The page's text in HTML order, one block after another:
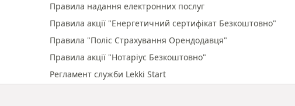
Правила надання електронних послуг
Правила акції "Енергетичний сертифікат Безкоштовно"
Правила "Поліс Страхування Орендодавця"
Правила акції "Нотаріус Безкоштовно"
Регламент служби Lekki Start